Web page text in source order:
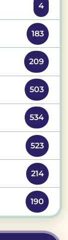
4
183
209
503
534
523
214
190